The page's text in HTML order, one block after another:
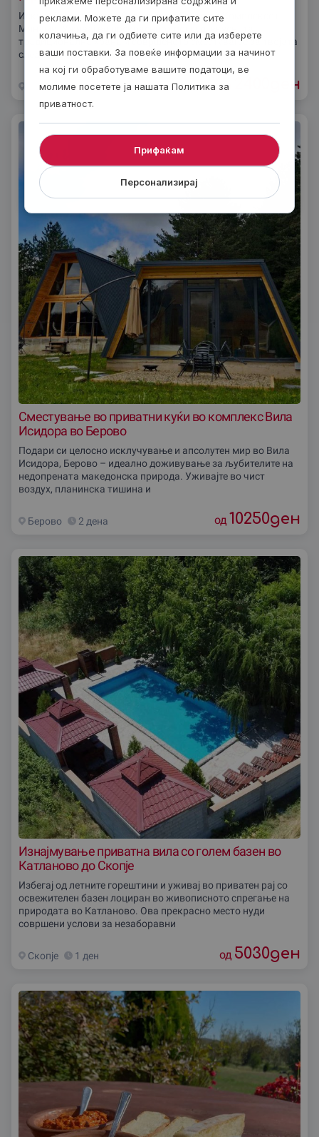
Искуси ја магијата на Охридското Езеро во Комплексот
Минами! Уживај во прекрасниот поглед, вкусната
традиционална храна и совршеното сместување за твојата
следна авантура. Резервирај
Национален парк Галичица 2 дена од ден
Сместување во приватни куќи во комплекс Вила
Исидора во Берово
Подари си целосно исклучување и апсолутен мир во Вила
Исидора, Берово – идеално доживување за љубителите на
недопрената македонска природа. Уживајте во чист
воздух, планинска тишина и
Берово 2 дена од 10250ден
Изнајмување приватна вила со голем базен во
Катланово до Скопје
Избегај од летните горештини и уживај во приватен рај со
освежителен базен лоциран во живописното спрегање на
природата во Катланово. Ова прекрасно место нуди
совршени услови за незаборавни
Скопjе 1 ден од 5030ден
реклами. Можете да ги прифатите сите
колачиња, да ги одбиете сите или да изберете
ваши поставки. За повеќе информации за начинот
на кој ги обработуваме вашите податоци, ве
молиме посетете ја нашата Политика за
приватност.
Персонализирај
Прифаќам